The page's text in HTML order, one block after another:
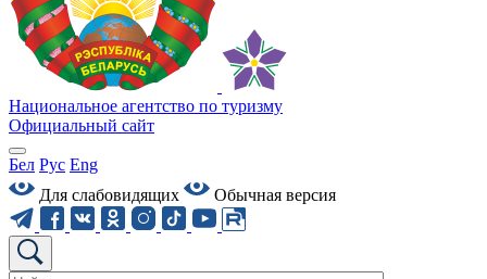
Национальное агентство по туризму
Официальный сайт
Бел Рус Eng
Для слабовидящих
Обычная версия